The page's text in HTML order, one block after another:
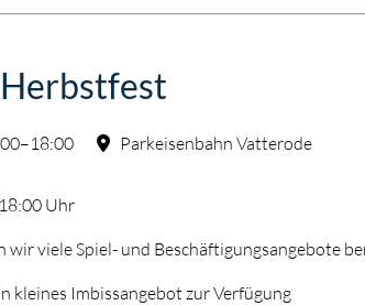
Parkeisenbahn Vatterode
Uhr
wir viele Spiel- und Beschäftigungsangebote
kleines Imbissangebot zur Verfügung